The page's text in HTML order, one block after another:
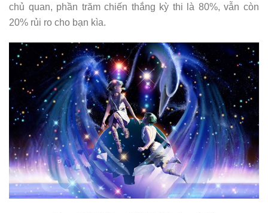
chủ quan, phần trăm chiến thắng kỳ thi là 80%, vẫn còn
20% rủi ro cho bạn kìa.